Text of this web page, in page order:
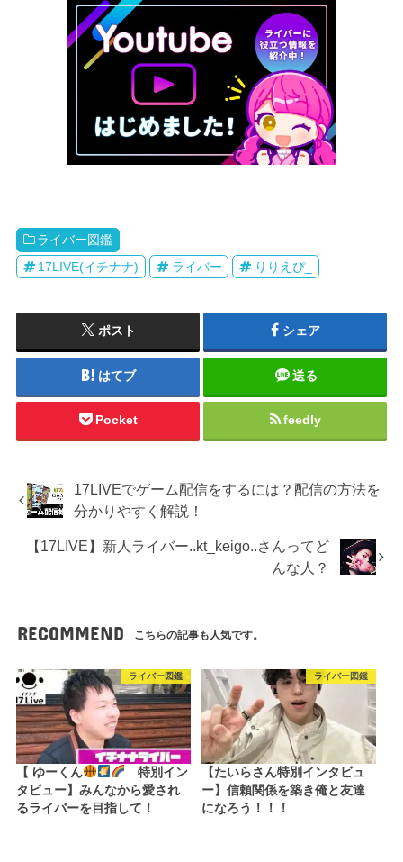
ライバー図鑑
17LIVE(イチナナ)
ライバー りりえぴ_
ポスト シェア
はてブ 送る
Pocket feedly
17LIVEでゲーム配信をするには？配信の方法を
分かりやすく解説！
【17LIVE】新人ライバー..kt_keigo..さんってど
んな人？
RECOMMEND こちらの記事も人気です。
ライバー図鑑
【 ゆーくん
特別イン
タビュー】みんなから愛され
るライバーを目指して！
ライバー図鑑
【たいらさん特別インタビュ
ー】信頼関係を築き俺と友達
になろう！！！